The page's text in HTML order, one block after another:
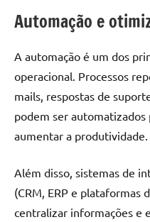
Automação e
A automação é um dos
operacional. Processos
mails, respostas de
podem ser automatizados
aumentar a produtividade.
Além disso, sistemas de
(CRM, ERP e plataformas
centralizar informações e